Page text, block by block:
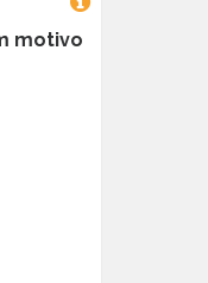
motivo